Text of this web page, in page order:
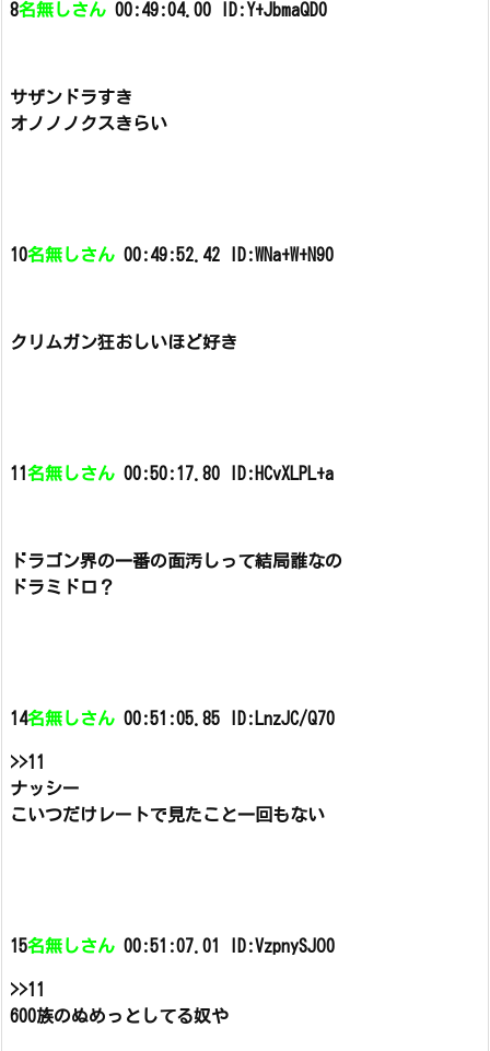
8名無しさん 00:49:04.00 ID:Y+JbmaQD0
サザンドラすき
オノノノクスきらい
10名無しさん 00:49:52.42 ID:WNa+W+N90
クリムガン狂おしいほど好き
11 名無しさん 00:50:17.80 ID:HCvXLPL+a
ドラゴン界の一番の面汚しって結局誰なの
ドラミドロ？
14名無しさん 00:51:05.85 ID:LnzJC/Q70
>>11
ナッシー
こいつだけレートで見たこと一回もない
15名無しさん 00:51:07.01 ID:VzpnySJO0
>>11
600族のぬめっとしてる奴や